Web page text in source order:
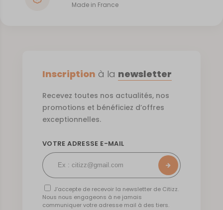
Made in France
Inscription à la newsletter
Recevez toutes nos actualités, nos
promotions et bénéficiez d’offres
exceptionnelles.
VOTRE ADRESSE E-MAIL
J’accepte de recevoir la newsletter de Citizz.
Nous nous engageons à ne jamais
communiquer votre adresse mail à des tiers.